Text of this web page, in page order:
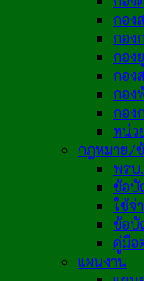
กอง
กอง
กอง
กอง
กอง
กอง
หน่ว
กฎหมาย/
พรบ
ข้อบั
ใช้จ่
ข้อ
คู่มือ
แผนงาน